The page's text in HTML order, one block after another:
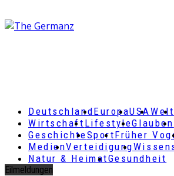
DeutschlandEuropaUSAWelt
Wirtschaft LifestyleGlauben
GeschichteSportFrüher
MedienVerteidigung
Natur & HeimatGesundheit
Eilmeldungen